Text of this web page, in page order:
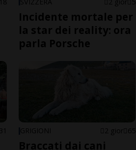
Incidente mortale per
la star dei reality: ora
parla Porsche
31 GRIGIONI 2 gior 65
Braccati dai cani